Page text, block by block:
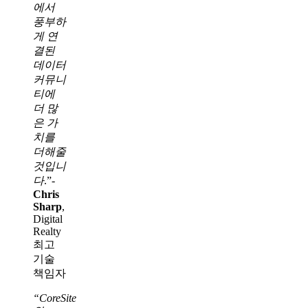
에서
풍부하
게 연
결된
데이터
커뮤니
티에
더 많
은 가
치를
더해줄
것입니
다.”-
Chris
Sharp,
Digital
Realty
최고
기술
책임자
“CoreSite